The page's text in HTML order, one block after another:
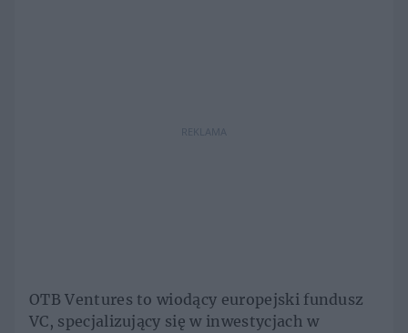
REKLAMA
OTB Ventures to wiodący europejski fundusz
VC, specjalizujący się w inwestycjach w